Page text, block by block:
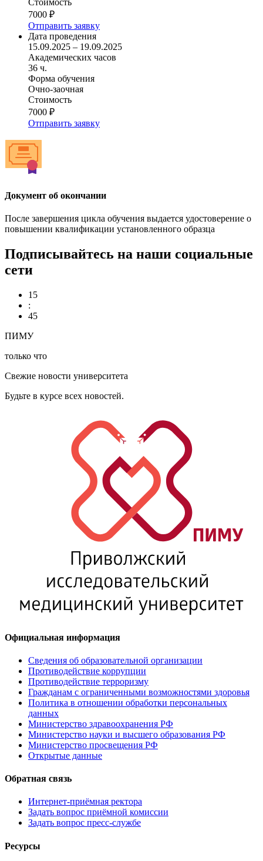
7000 ₽
Отправить заявку
Дата проведения
15.09.2025 – 19.09.2025
Академических часов
36 ч.
Форма обучения
Очно-заочная
Стоимость
7000 ₽
Отправить заявку
Документ об окончании
После завершения цикла обучения выдается удостоверение о
повышении квалификации установленного образца
Подписывайтесь на наши социальные
сети
15
:
45
ПИМУ
только что
Свежие новости университета
Будьте в курсе всех новостей.
Официальная информация
Сведения об образовательной организации
Противодействие коррупции
Противодействие терроризму
Гражданам с ограниченными возможностями здоровья
Политика в отношении обработки персональных
данных
Министерство здравоохранения РФ
Министерство науки и высшего образования РФ
Министерство просвещения РФ
Открытые данные
Обратная связь
Интернет-приёмная ректора
Задать вопрос приёмной комиссии
Задать вопрос пресс-службе
Ресурсы